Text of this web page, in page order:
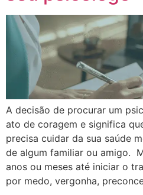
A decisão de procurar um
ato de coragem e significa
precisa cuidar da sua saúde
de algum familiar ou amigo.
anos ou meses até iniciar o
por medo, vergonha,